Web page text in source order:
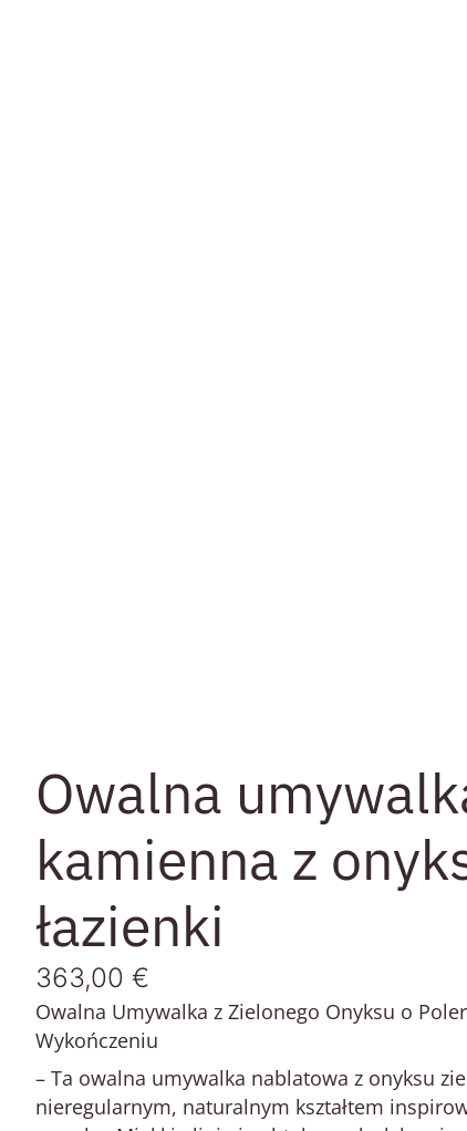
Owalna
kamienna z
łazienki
363,00 €
Owalna Umywalka z Zielonego Onyksu o
Wykończeniu
– Ta owalna umywalka nablatowa z onyksu
nieregularnym, naturalnym kształtem